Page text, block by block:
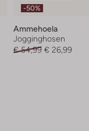
-50%
Ammehoela
Jogginghosen
€ 54,99 € 26,99